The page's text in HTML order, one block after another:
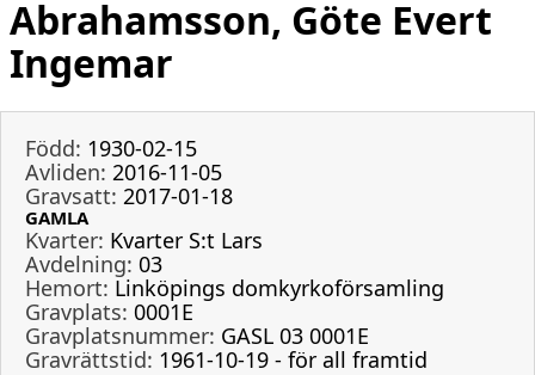
Abrahamsson, Göte Evert
Ingemar
Född: 1930-02-15
Avliden: 2016-11-05
Gravsatt: 2017-01-18
GAMLA
Kvarter: Kvarter S:t Lars
Avdelning: 03
Hemort: Linköpings domkyrkoförsamling
Gravplats: 0001E
Gravplatsnummer: GASL 03 0001E
Gravrättstid: 1961-10-19 - för all framtid